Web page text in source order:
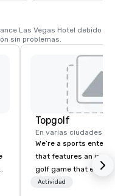
Las Vegas Hotel debido
sin problemas.
Topgolf
En varias ciudades
We’re a sports
that features an
golf game that
Paired with an
Actividad